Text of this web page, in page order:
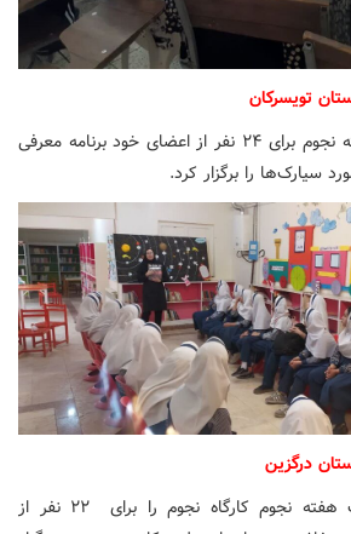
تویسرکان
این مرکز به مناسبت هفته نجوم برای ۲۴ نفر از اعضای خود برنامه معرفی
سیارک‌ها را برگزار کرد.
درگزین
مرکز درگزین به مناسبت هفته نجوم کارگاه نجوم را برای ۲۲ نفر از